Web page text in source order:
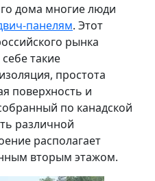
дома многие люди
панелям. Этот
рынка
такие
простота
поверхность и
по канадской
различной
располагает
вторым этажом.